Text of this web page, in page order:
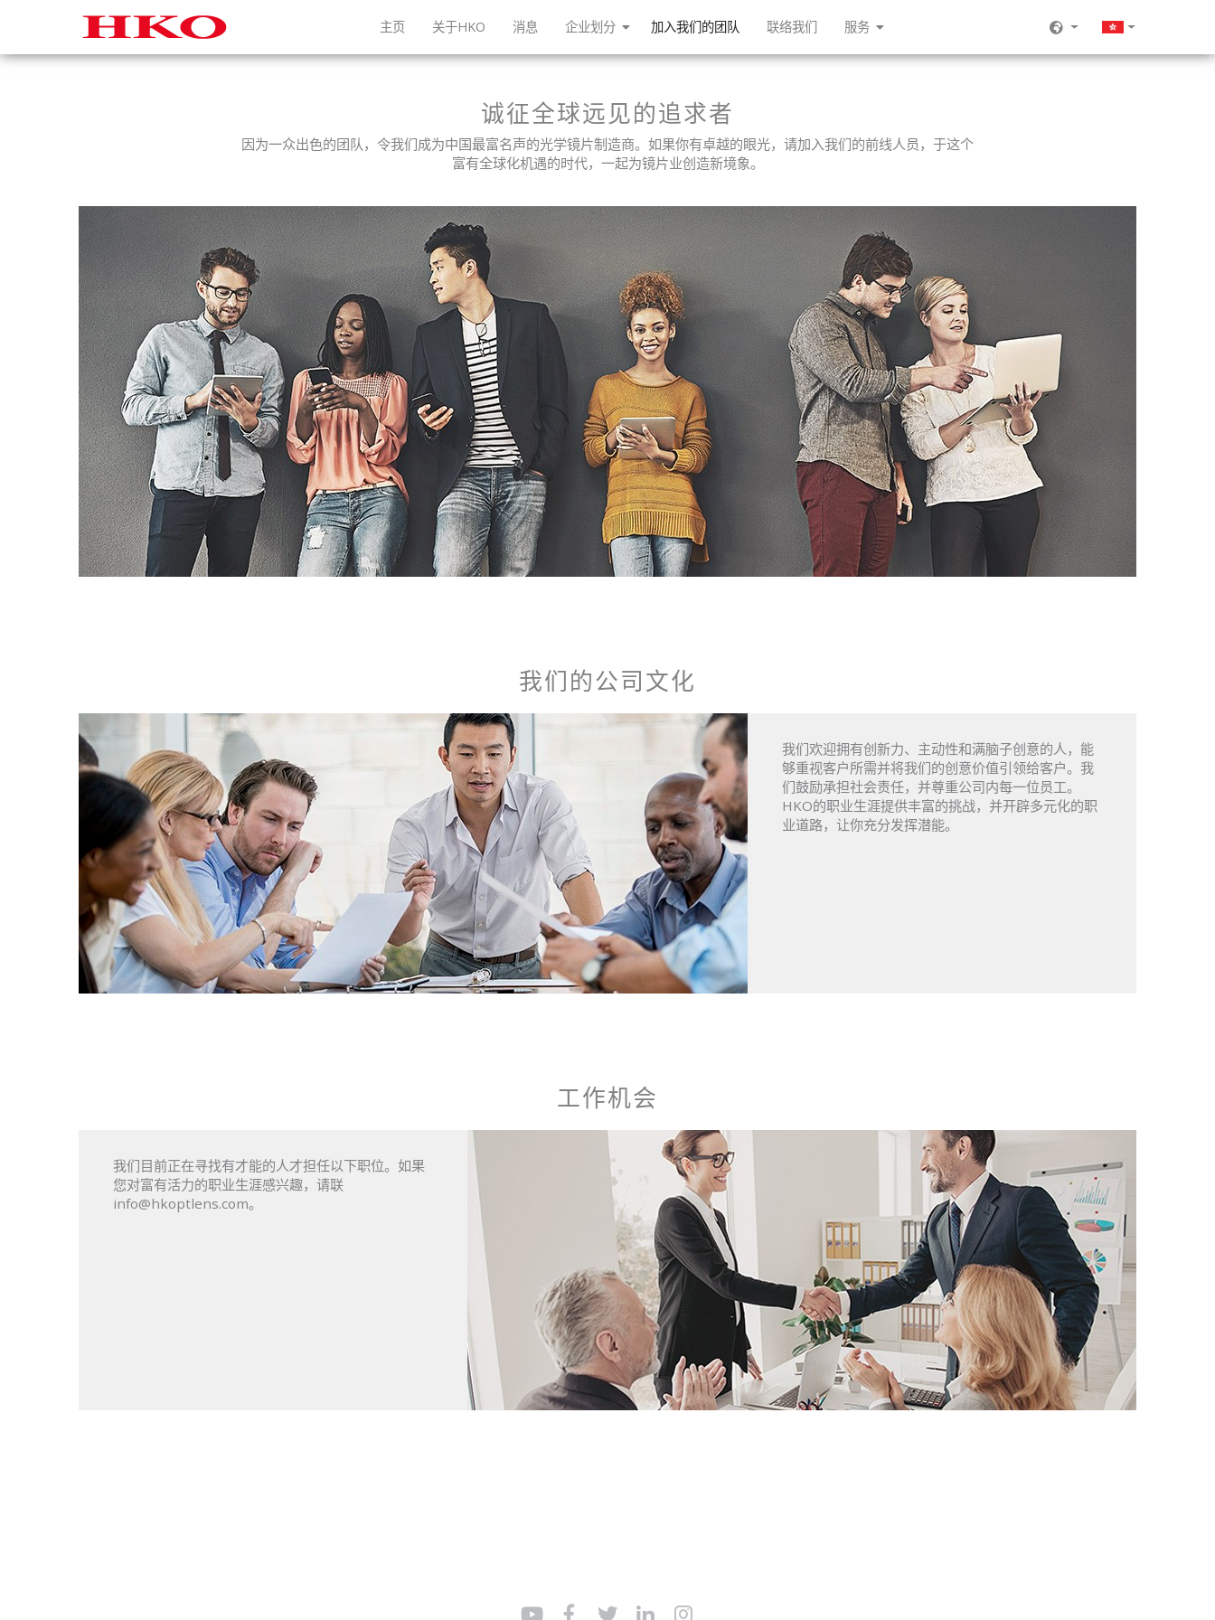
主页 关于HKO 消息 企业划分 加入我们的团队 联络我们 服务
诚征全球远见的追求者
因为一众出色的团队，令我们成为中国最富名声的光学镜片制造商。如果你有卓越的眼光，请加入我们的前线人员，于这个
富有全球化机遇的时代，一起为镜片业创造新境象。
我们的公司文化
我们欢迎拥有创新力、主动性和满脑子创意的人，能
够重视客户所需并将我们的创意价值引领给客户。我
们鼓励承担社会责任，并尊重公司内每一位员工。
HKO的职业生涯提供丰富的挑战，并开辟多元化的职
业道路，让你充分发挥潜能。
工作机会
我们目前正在寻找有才能的人才担任以下职位。如果
您对富有活力的职业生涯感兴趣，请联
info@hkoptlens.com。